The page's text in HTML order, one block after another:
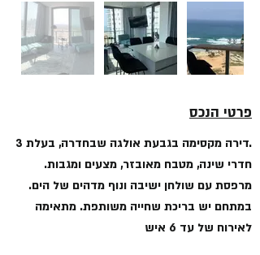
פרטי הנכס
.דירה מקסימה בגבעת אולגה שבחדרה, בעלת 3
חדרי שינה, מטבח מאובזר, מצעים ומגבות.
מרפסת עם שולחן ישיבה ונוף מדהים של הים.
במתחם יש בריכת שחייה משותפת. מתאימה
לאירוח של עד 6 איש